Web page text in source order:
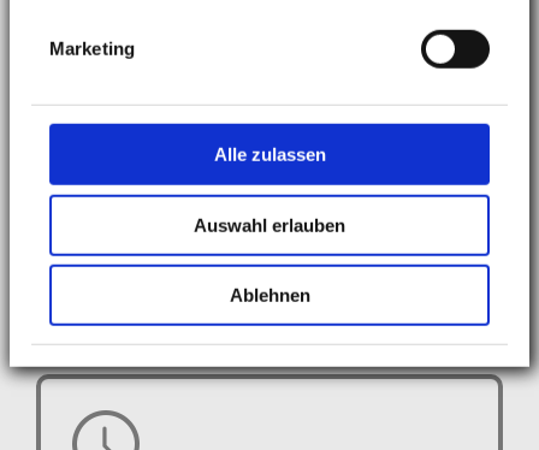
Marketing
Alle zulassen
Auswahl erlauben
Ablehnen
DR. OLIVER SCHÖTT
Otto-Hahn-Str. 22-24
Fon: 02152.3660
Fax: 02152.52513
www.zahnarzt-dr-schoett.de